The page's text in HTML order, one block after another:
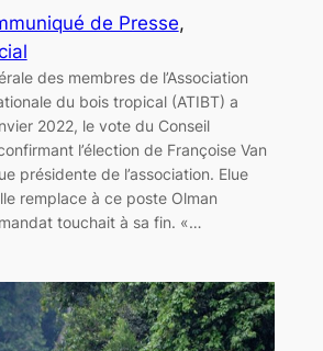
de Presse
des membres de l’Association
du bois tropical (ATIBT) a
2022, le vote du Conseil
l’élection de Françoise Van
présidente de l’association. Elue
remplace à ce poste Olman
touchait à sa fin. «…